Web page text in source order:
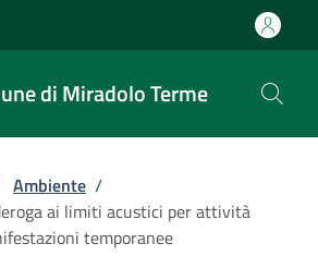
di Miradolo Terme
Ambiente /
ai limiti acustici per attività
temporanee